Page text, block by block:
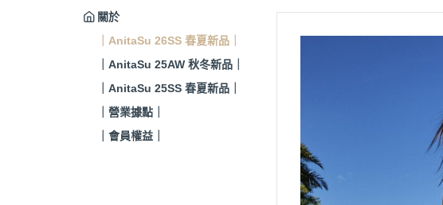
關於
｜AnitaSu 26SS 春夏新品｜
｜AnitaSu 25AW 秋冬新品｜
｜AnitaSu 25SS 春夏新品｜
｜營業據點｜
｜會員權益｜